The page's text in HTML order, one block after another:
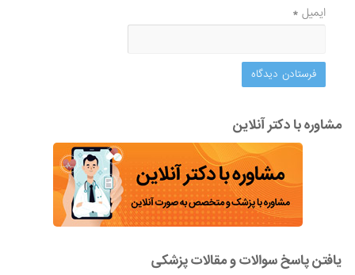
ایمیل*
مشاوره با دکتر آنلاین
یافتن پاسخ سوالات و مقالات پزشکی